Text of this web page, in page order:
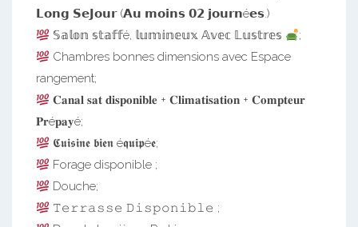
𝗟𝗼𝗻𝗴 𝗦𝗲𝗝𝗼𝘂𝗿 (𝗔𝘂 𝗺𝗼𝗶𝗻𝘀 𝟬𝟮 𝗷𝗼𝘂𝗿𝗻é𝗲𝘀.)
𝕊𝕒𝕝𝕠𝕟 𝕤𝕥𝕒𝕗𝕗é, 𝕝𝕦𝕞𝕚𝕟𝕖𝕦𝕩 𝔸𝕧𝕖𝕔 𝕃𝕦𝕤𝕥𝕣𝕖𝕤
;
Chambres bonnes dimensions avec Espace
rangement;
𝐂𝐚𝐧𝐚𝐥 𝐬𝐚𝐭 𝐝𝐢𝐬𝐩𝐨𝐧𝐢𝐛𝐥𝐞 + 𝐂𝐥𝐢𝐦𝐚𝐭𝐢𝐬𝐚𝐭𝐢𝐨𝐧 + 𝐂𝐨𝐦𝐩𝐭𝐞𝐮𝐫
𝐏𝐫é𝐩𝐚𝐲é;
𝕮𝖚𝖎𝖘𝖎𝖓𝖊 𝖇𝖎𝖊𝖓 é𝖖𝖚𝖎𝖕é𝖊;
Forage disponible ;
Douche;
𝚃𝚎𝚛𝚛𝚊𝚜𝚜𝚎 𝙳𝚒𝚜𝚙𝚘𝚗𝚒𝚋𝚕𝚎 ;